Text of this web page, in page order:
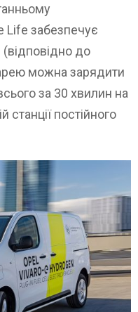
Life забезпечує
(відповідно до
можна зарядити
за 30 хвилин на
станції постійного